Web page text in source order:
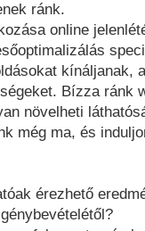
ránk.
online
kínáljanak,
Bízza ránk
növelheti
még ma, és
érezhető